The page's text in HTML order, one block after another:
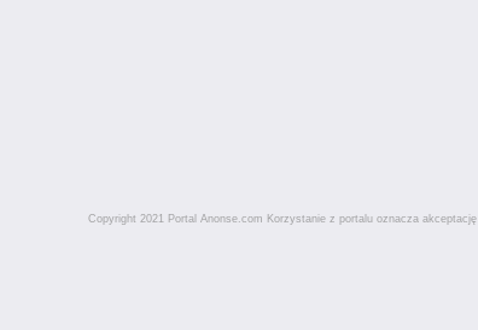
Copyright 2021 Portal Anonse.com Korzystanie z portalu oznacza akceptację